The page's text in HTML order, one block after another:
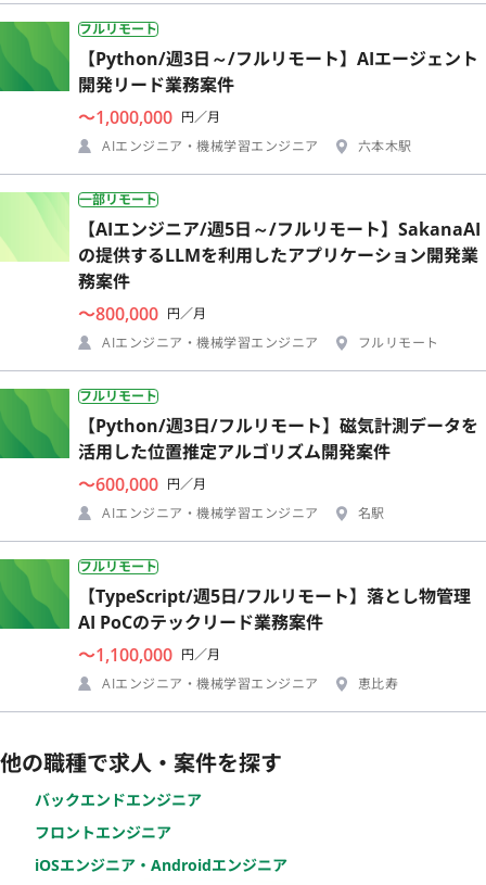
フルリモート
【Python/週3日～/フルリモート】AIエージェント
開発リード業務案件
〜1,000,000 円／月
AIエンジニア・機械学習エンジニア
六本木駅
一部リモート
【AIエンジニア/週5日～/フルリモート】SakanaAI
の提供するLLMを利用したアプリケーション開発業
務案件
〜800,000 円／月
AIエンジニア・機械学習エンジニア
フルリモート
フルリモート
【Python/週3日/フルリモート】磁気計測データを
活用した位置推定アルゴリズム開発案件
〜600,000 円／月
AIエンジニア・機械学習エンジニア
名駅
フルリモート
【TypeScript/週5日/フルリモート】落とし物管理
AI PoCのテックリード業務案件
〜1,100,000 円／月
AIエンジニア・機械学習エンジニア
恵比寿
他の職種で求人・案件を探す
バックエンドエンジニア
フロントエンジニア
iOSエンジニア・Androidエンジニア